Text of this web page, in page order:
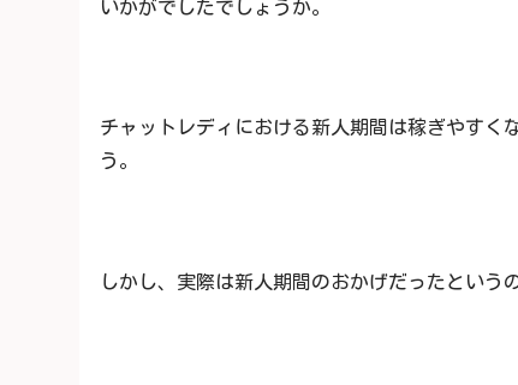
いかがでしたでしょうか。
チャットレディにおける新人期間は稼ぎやすく
う。
しかし、実際は新人期間のおかげだったという